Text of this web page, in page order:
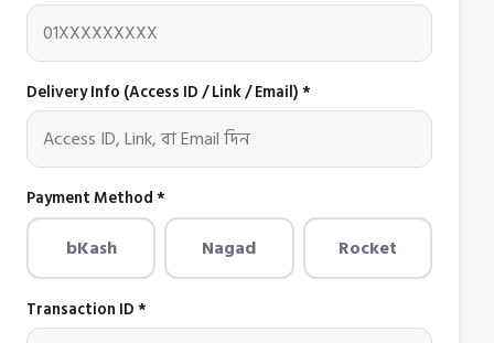
Delivery Info (Access ID / Link / Email) *
Payment Method *
bKash Nagad Rocket
Transaction ID *